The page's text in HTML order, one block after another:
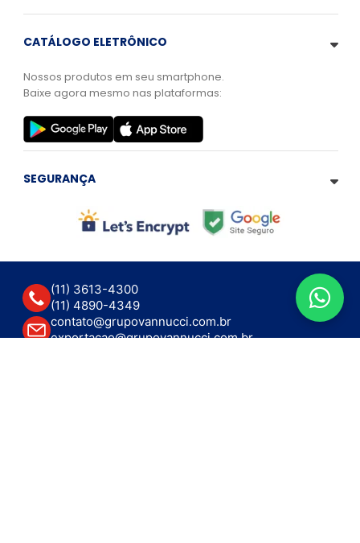
CATÁLOGO ELETRÔNICO
Nossos produtos em seu smartphone.
Baixe agora mesmo nas plataformas:
SEGURANÇA
(11) 3613-4300
(11) 4890-4349
contato@grupovannucci.com.br
exportacao@grupovannucci.com.br